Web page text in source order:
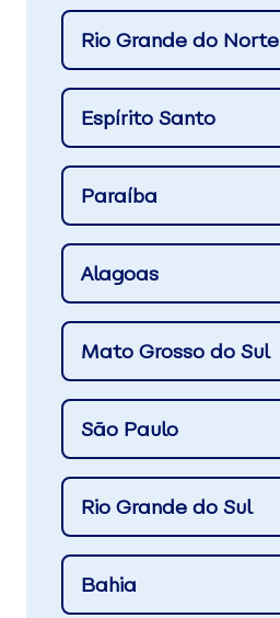
Rio Grande do Norte
Espírito Santo
Paraíba
Alagoas
Mato Grosso do Sul
São Paulo
Rio Grande do Sul
Bahia